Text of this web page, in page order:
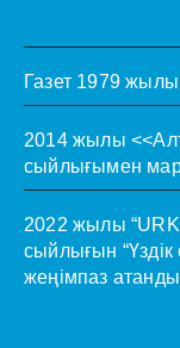
Газет 1979 жылы
2014 жылы
сыйлығымен
2022 жылы
сыйлығын
жеңімпаз